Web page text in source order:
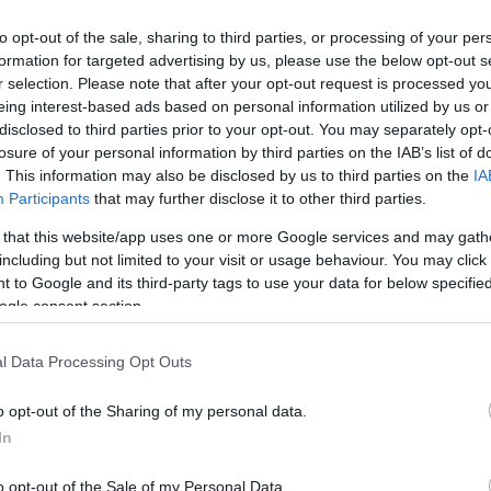
opt-out of the sale, sharing to third parties, or processing of your
for targeted advertising by us, please use the below opt-out
selection. Please note that after your opt-out request is processed
interest-based ads based on personal information utilized by us
to third parties prior to your opt-out. You may separately
of your personal information by third parties on the IAB’s list of
This information may also be disclosed by us to third parties on the
Participants that may further disclose it to other third parties.
that this website/app uses one or more Google services and may
but not limited to your visit or usage behaviour. You may
to Google and its third-party tags to use your data for below
consent section.
Data Processing Opt Outs
opt-out of the Sharing of my personal data.
opt-out of the Sale of my Personal Data.
nyarat. A dm Kft. 14. alkalommal írta ki a
Nap Gyermekei programot, amelynek
szakmai partnere a Magyar Rákellenes Liga.
A szakemberek segítségével hívják fel a
nyilvánosság, főként a szülők és a
pedagógusok figyelmét minden évben a
nyári napozás veszélyeire. Az óvodás
és azt illusztrálták festéssel, ragasztással,
rajzzal, bármilyen technikával. Sok egyéb díj
mellett a nyertes óvoda kétmillió forintos
udvarfelújításnak örvendezhet.
Eredményhirdetés a jövő héten várható. A
Liget Úti Egységes Gyógypedagógiai…
Módszertani Intézmény Autizmus Centrum